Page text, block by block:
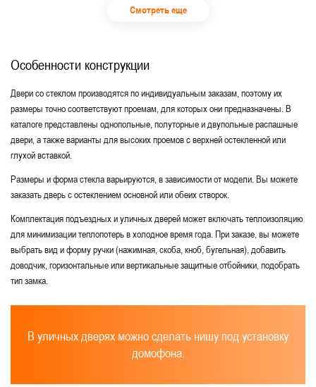
Смотреть еще
Особенности конструкции
Двери со стеклом производятся по индивидуальным заказам, поэтому их
размеры точно соответствуют проемам, для которых они предназначены. В
каталоге представлены однопольные, полуторные и двупольные распашные
двери, а также варианты для высоких проемов с верхней остекленной или
глухой вставкой.
Размеры и форма стекла варьируются, в зависимости от модели. Вы можете
заказать дверь с остеклением основной или обеих створок.
Комплектация подъездных и уличных дверей может включать теплоизоляцию
для минимизации теплопотерь в холодное время года. При заказе, вы можете
выбрать вид и форму ручки (нажимная, скоба, кноб, бугельная), добавить
доводчик, горизонтальные или вертикальные защитные отбойники, подобрать
тип замка.
В уличных дверях можно сделать нишу под установку
домофона.